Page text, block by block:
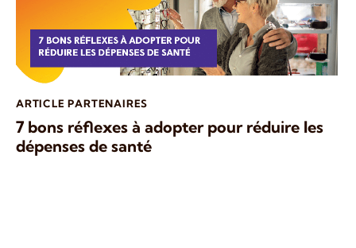
ARTICLE PARTENAIRES
7 bons réflexes à adopter pour réduire les
dépenses de santé